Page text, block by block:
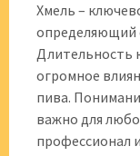
Хмель –
определяющий
Длительность
огромное
пива.
важно для
профессионал